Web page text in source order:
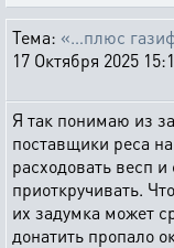
Тема: «…плюс
17 Октября 2025
Я так понимаю из
поставщики реса
расходовать весп
приоткручивать.
их задумка может
донатить пропало